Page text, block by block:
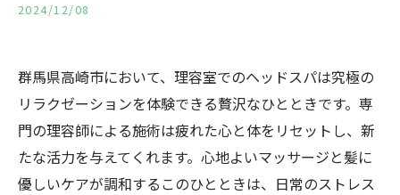
2024/12/08
群馬県高崎市において、理容室でのヘッドスパは究極の
リラクゼーションを体験できる贅沢なひとときです。専
門の理容師による施術は疲れた心と体をリセットし、新
たな活力を与えてくれます。心地よいマッサージと髪に
優しいケアが調和するこのひとときは、日常のストレス